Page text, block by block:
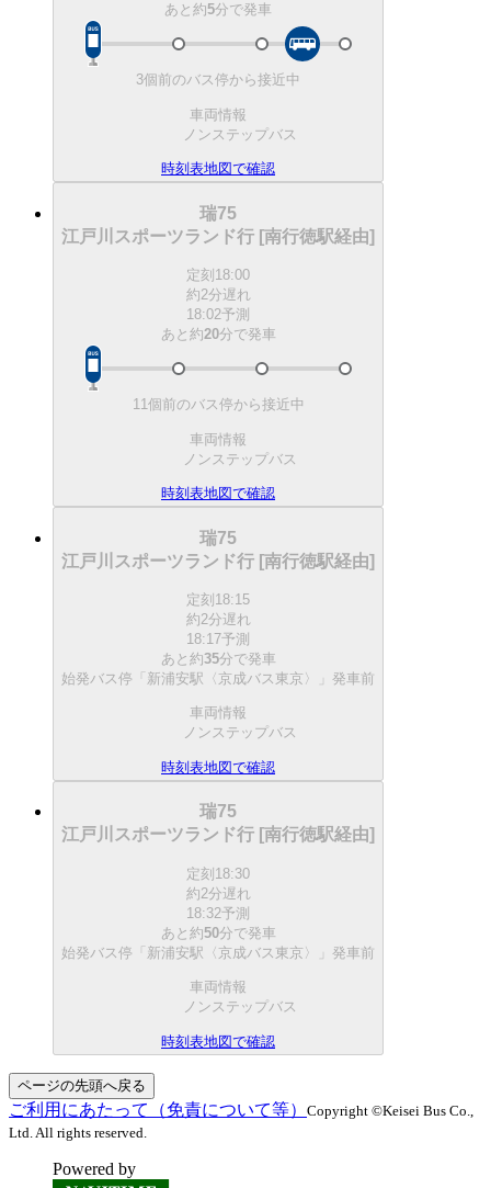
あと約5分で発車
3個前のバス停から接近中
車両情報
ノンステップバス
時刻表地図で確認
瑞75
江戸川スポーツランド行 [南行徳駅経由]
定刻 18:00
約2分遅れ
18:02予測
あと約20分で発車
11個前のバス停から接近中
車両情報
ノンステップバス
時刻表地図で確認
瑞75
江戸川スポーツランド行 [南行徳駅経由]
定刻 18:15
約2分遅れ
18:17予測
あと約35分で発車
始発バス停「新浦安駅〈京成バス東京〉」発車前
車両情報
ノンステップバス
時刻表地図で確認
瑞75
江戸川スポーツランド行 [南行徳駅経由]
定刻 18:30
約2分遅れ
18:32予測
あと約50分で発車
始発バス停「新浦安駅〈京成バス東京〉」発車前
車両情報
ノンステップバス
時刻表地図で確認
ページの先頭へ戻る
ご利用にあたって（免責について等） Copyright ©Keisei Bus Co.,
Ltd. All rights reserved.
Powered by